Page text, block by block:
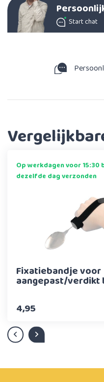
Start chat
Op werkdagen voor 15:30
dezelfde dag verzonden
Fixatiebandje voor
aangepast/verdikt
4,95